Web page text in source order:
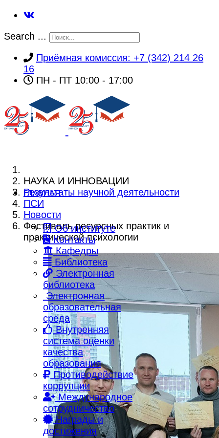
Search ...
Приёмная комиссия: +7 (342) 214 26
16
ПН - ПТ 10:00 - 17:00
ГЛАВНАЯ
Об институте
Контакты
Кафедры
Библиотека
Электронная
библиотека
Электронная
образовательная
среда
Внутренняя
система оценки
качества
образования
Противодействие
коррупции
Международное
сотрудничество
Награды и
достижения
НАУКА И ИННОВАЦИИ
Результаты научной деятельности
ПСИ
Новости
Фестиваль ресурсных практик и
практической психологии